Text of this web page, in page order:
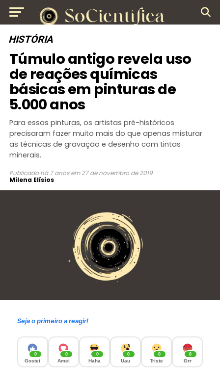
HISTÓRIA
Túmulo antigo revela uso
de reações químicas
básicas em pinturas de
5.000 anos
Para essas pinturas, os artistas pré-históricos
precisaram fazer muito mais do que apenas misturar
as técnicas de gravação e desenho com tintas
minerais.
Publicado há 7 anos em 27 de novembro de 2019
Milena Elísios
Seja o primeiro a reagir!
0
Gostei
0
Amei
0
Haha
0
Uau
0
Triste
0
Grr